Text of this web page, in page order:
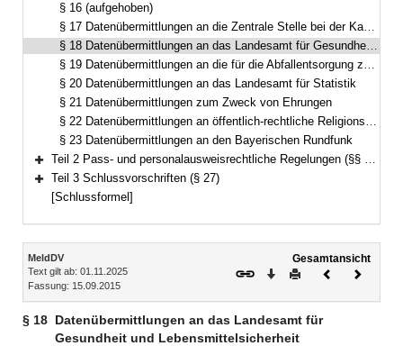
§ 16 (aufgehoben)
§ 17 Datenübermittlungen an die Zentrale Stelle bei der Kassenärztlichen Vereinigung in Bayern
§ 18 Datenübermittlungen an das Landesamt für Gesundheit und Lebensmittelsicherheit
§ 19 Datenübermittlungen an die für die Abfallentsorgung zuständigen Behörden
§ 20 Datenübermittlungen an das Landesamt für Statistik
§ 21 Datenübermittlungen zum Zweck von Ehrungen
§ 22 Datenübermittlungen an öffentlich-rechtliche Religionsgesellschaften
§ 23 Datenübermittlungen an den Bayerischen Rundfunk
Bereich erweitern
Teil 2 Pass- und personalausweisrechtliche Regelungen (§§ 24–26)
Bereich erweitern
Teil 3 Schlussvorschriften (§ 27)
[Schlussformel]
Inhalt
MeldDV
Text gilt ab: 01.11.2025
Fassung: 15.09.2015
Gesamtansicht
Download
DruckenVorheriges
§ 18 Datenübermittlungen an das Landesamt für
Gesundheit und Lebensmittelsicherheit